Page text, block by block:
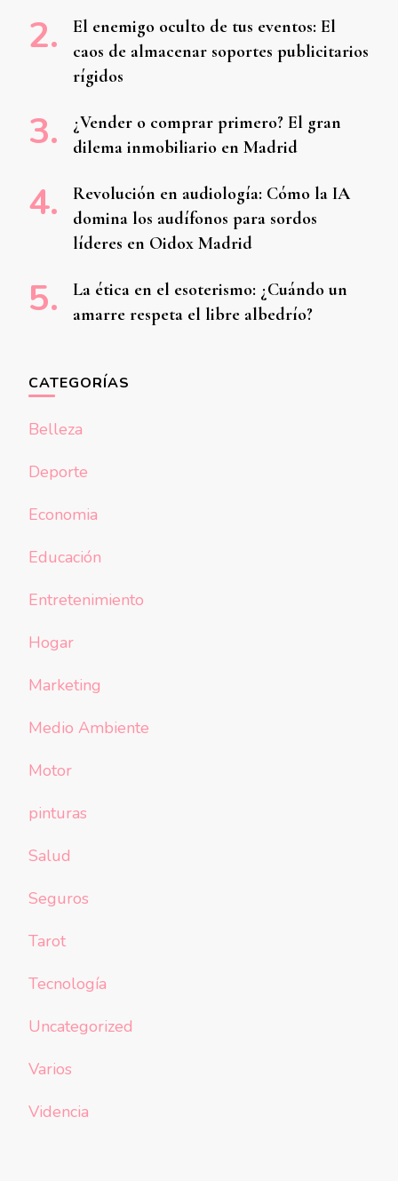
El enemigo oculto de tus eventos: El
caos de almacenar soportes publicitarios
rígidos
¿Vender o comprar primero? El gran
dilema inmobiliario en Madrid
Revolución en audiología: Cómo la IA
domina los audífonos para sordos
líderes en Oidox Madrid
La ética en el esoterismo: ¿Cuándo un
amarre respeta el libre albedrío?
CATEGORÍAS
Belleza
Deporte
Economia
Educación
Entretenimiento
Hogar
Marketing
Medio Ambiente
Motor
pinturas
Salud
Seguros
Tarot
Tecnología
Uncategorized
Varios
Videncia